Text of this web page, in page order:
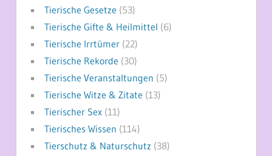
Tierische Gesetze (53)
Tierische Gifte & Heilmittel (6)
Tierische Irrtümer(22)
Tierische Rekorde (30)
Tierische Veranstaltungen (5)
Tierische Witze & Zitate (13)
Tierischer Sex(11)
Tierisches Wissen (114)
Tierschutz & Naturschutz (38)